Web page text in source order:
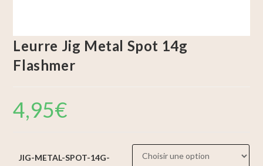
Leurre Jig Metal Spot 14g
Flashmer
4,95€
JIG-METAL-SPOT-14G-